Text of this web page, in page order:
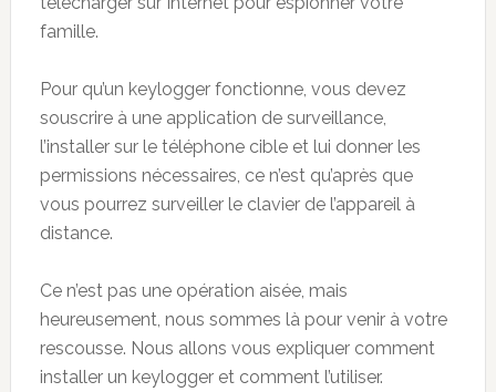
famille.
Pour qu’un keylogger fonctionne, vous devez
souscrire à une application de surveillance,
l’installer sur le téléphone cible et lui donner les
permissions nécessaires, ce n’est qu’après que
vous pourrez surveiller le clavier de l’appareil à
distance.
Ce n’est pas une opération aisée, mais
heureusement, nous sommes là pour venir à votre
rescousse. Nous allons vous expliquer comment
installer un keylogger et comment l’utiliser.